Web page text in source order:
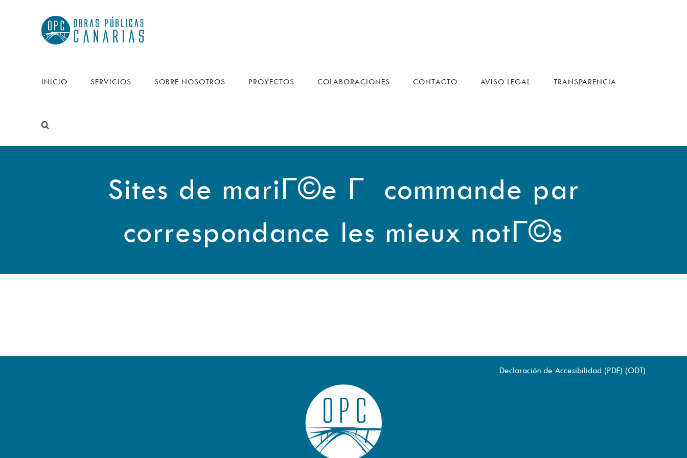
INICIO SERVICIOS SOBRE NOSOTROS PROYECTOS COLABORACIONES CONTACTO AVISO LEGAL TRANSPARENCIA
Sites de mariГ©e Г commande par
correspondance les mieux notГ©s
Declaración de Accesibilidad (PDF) (ODT)